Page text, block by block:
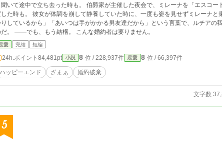
いて途中で立ち去った時も。 伯爵家が主催した夜会で、ミレーナを「エスコ
た時も。 彼女が体調を崩して静養していた時に、一度も姿を見せずミレーナと乗馬に出かけてい
しているから」「あいつは手がかかる男友達だから」という言葉で、ルチアの
のだ。 ――でも、もう結構。 こんな婚約者は要りません。
愛 完結 短編
24h.ポイント 84,481pt 小説 8 位 / 228,937件 恋愛 8 位 / 66,397件
ハッピーエンド ざまぁ 婚約破棄
文字数
5